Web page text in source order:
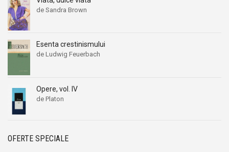
de Sandra Brown
Esenta crestinismului
de Ludwig Feuerbach
Opere, vol. IV
de Platon
OFERTE SPECIALE